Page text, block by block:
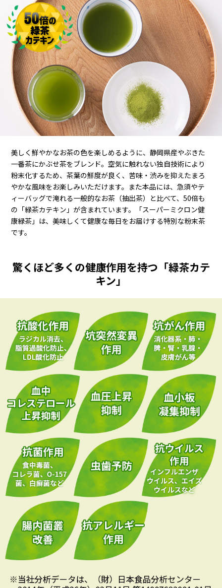
美しく鮮やかなお茶の色を楽しめるように、静岡県産やぶきた
一番茶にかぶせ茶をブレンド。空気に触れない独自技術により
粉末化するため、茶葉の鮮度が良く、苦味・渋みを抑えたまろ
やかな風味をお楽しみいただけます。また本品には、急須やテ
ィーバッグで淹れる一般的なお茶（抽出茶）と比べて、50倍も
の「緑茶カテキン」が含まれています。「スーパーミクロン健
康緑茶」は、美味しくて健康な毎日をお届けする特別な粉末茶
です。
驚くほど多くの健康作用を持つ「緑茶カテ
キン」